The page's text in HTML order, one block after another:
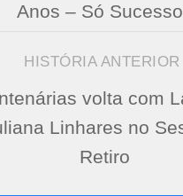
Anos – Só
HISTÓRIA ANTERIOR
volta com
Linhares no
Retiro